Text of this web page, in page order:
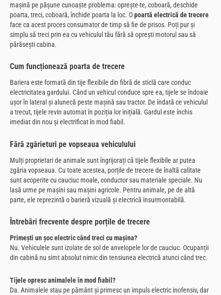
mașină pe pășune cunoaște problema: oprește-te, coboară, deschide
poarta, treci, coboară, închide poarta la loc. Opoartă electrică de trecere
face ca acest proces consumator de timp să fie de prisos. Poți pur și
simplu să treci prin ea cu vehiculul tău fără să oprești motorul sau să
părăsești cabina.
Cum funcționează poarta de trecere
Bariera este formată din tije flexibile din fibră de sticlă care conduc
electricitatea gardului. Când un vehicul conduce spre ea, tijele se îndoaie
ușor în lateral și alunecă peste mașină sau tractor. De îndată ce vehiculul
a trecut, tijele revin automat în poziția lor inițială. Gardul este închis
imediat din nou și electrificat în mod fiabil.
Fără zgârieturi pe vopseaua vehiculului
Mulți proprietari de animale sunt îngrijorați că tijele flexibile ar putea
zgâria vopseaua. Cu toate acestea, porțile de trecere de înaltă calitate
sunt acoperite cu cauciuc moale, conductor sau materiale speciale. Nu
lasă urme pe mașini sau mașini agricole. Pentru animale, pe de altă
parte, ele reprezintă o barieră vizuală și electrică insurmontabilă.
Întrebări frecvente despre porțile de trecere
Primești un șoc electric când treci cu mașina?
Nu. Vehiculele sunt izolate de sol de anvelopele lor de cauciuc. Ocupanții
din cabină nu simt absolut nimic din tensiunea electrică atunci când trec.
Tijele opresc animalele în mod fiabil?
Da. Animalele stau pe pământ și primesc un impuls electric inofensiv, dar